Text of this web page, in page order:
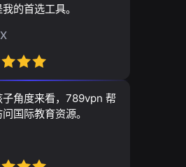
的首选工具。
子角度来看，789vpn 帮
国际教育资源。